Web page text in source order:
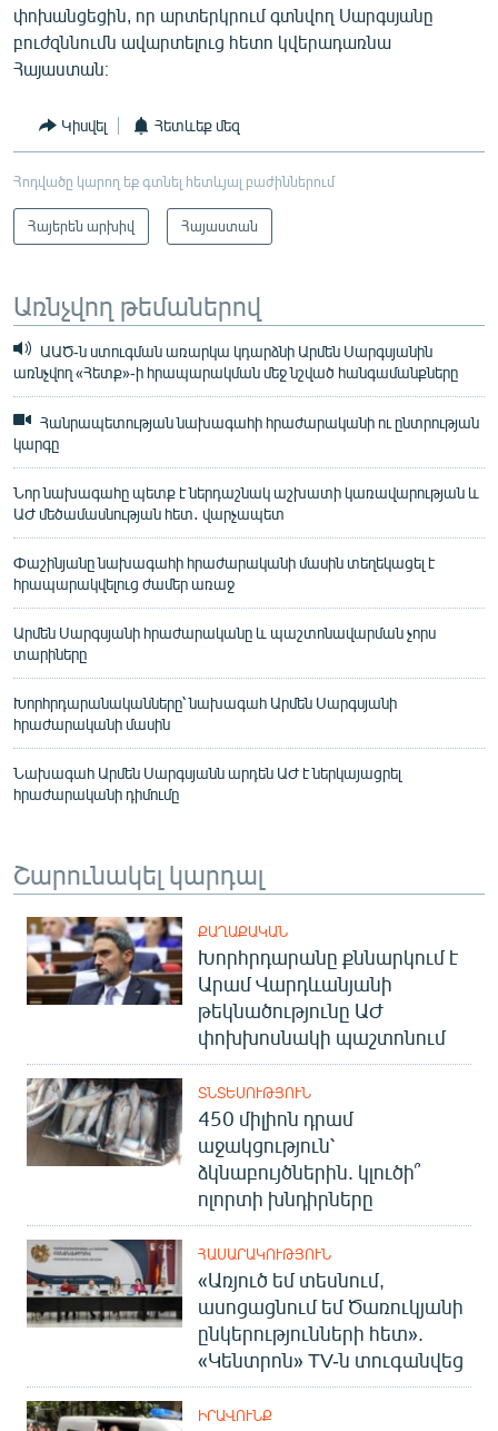
փոխանցեցին, որ արտերկրում գտնվող Սարգսյանը
բուժզննումն ավարտելուց հետո կվերադառնա
Հայաստան։
Կիսվել Հետևեք մեզ
Հոդվածը կարող եք գտնել հետևյալ բաժիններում
Հայերեն արխիվ Հայաստան
Առնչվող թեմաներով
ԱԱԾ-ն ստուգման առարկա կդարձնի Արմեն Սարգսյանին
առնչվող «Հետք»-ի հրապարակման մեջ նշված հանգամանքները
Հանրապետության նախագահի հրաժարականի ու ընտրության
կարգը
Նոր նախագահը պետք է ներդաշնակ աշխատի կառավարության և
ԱԺ մեծամասնության հետ․ վարչապետ
Փաշինյանը նախագահի հրաժարականի մասին տեղեկացել է
հրապարակվելուց ժամեր առաջ
Արմեն Սարգսյանի հրաժարականը և պաշտոնավարման չորս
տարիները
Խորհրդարանականները՝ նախագահ Արմեն Սարգսյանի
հրաժարականի մասին
Նախագահ Արմեն Սարգսյանն արդեն ԱԺ է ներկայացրել
հրաժարականի դիմումը
Շարունակել կարդալ
ՔԱՂԱՔԱԿԱՆ
Խորհրդարանը քննարկում է
Արամ Վարդևանյանի
թեկնածությունը ԱԺ
փոխխոսնակի պաշտոնում
ՏՆՏԵՍՈՒԹՅՈՒՆ
450 միլիոն դրամ
աջակցություն՝
ձկնաբույծներին. կլուծի՞
ոլորտի խնդիրները
ՀԱՍԱՐԱԿՈՒԹՅՈՒՆ
«Առյուծ եմ տեսնում,
ասոցացնում եմ Ծառուկյանի
ընկերությունների հետ».
«Կենտրոն» TV-ն տուգանվեց
ԻՐԱՎՈՒՆՔ